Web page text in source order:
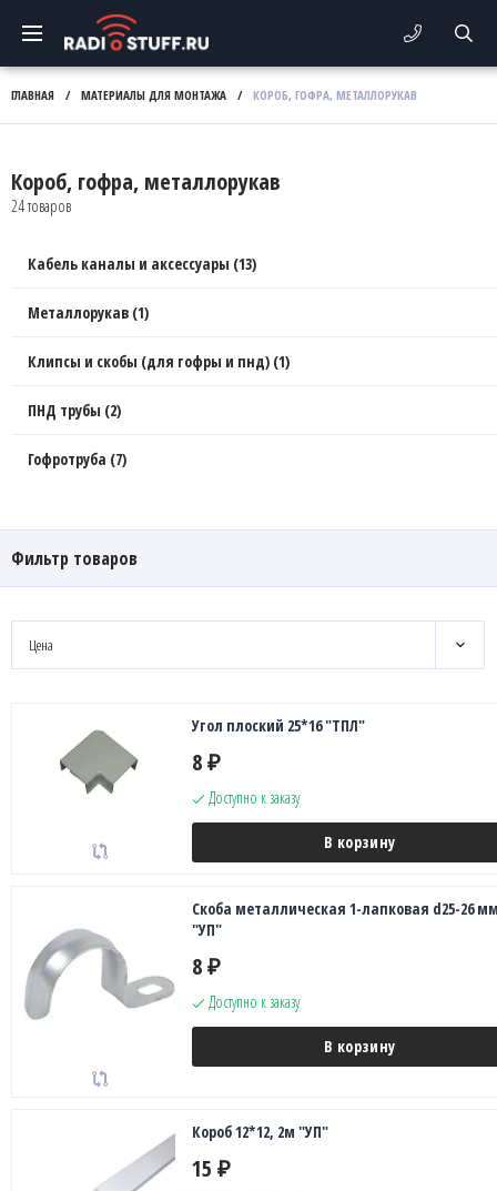
ГЛАВНАЯ / МАТЕРИАЛЫ ДЛЯ МОНТАЖА / КОРОБ, ГОФРА, МЕТАЛЛОРУКАВ
Короб, гофра, металлорукав
24 товаров
Кабель каналы и аксессуары (13)
Металлорукав (1)
Клипсы и скобы (для гофры и пнд) (1)
ПНД трубы (2)
Гофротруба (7)
Фильтр товаров
Цена
Угол плоский 25*16 "ТПЛ"
8 ₽
Доступно к заказу
В корзину
Скоба металлическая 1-лапковая d25-26
"УП"
8 ₽
Доступно к заказу
В корзину
Короб 12*12, 2м "УП"
15 ₽